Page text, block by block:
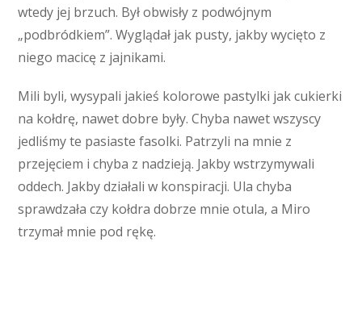
wtedy jej brzuch. Był obwisły z podwójnym
„podbródkiem”. Wyglądał jak pusty, jakby wycięto z
niego macicę z jajnikami.
Mili byli, wysypali jakieś kolorowe pastylki jak cukierki
na kołdrę, nawet dobre były. Chyba nawet wszyscy
jedliśmy te pasiaste fasolki. Patrzyli na mnie z
przejęciem i chyba z nadzieją. Jakby wstrzymywali
oddech. Jakby działali w konspiracji. Ula chyba
sprawdzała czy kołdra dobrze mnie otula, a Miro
trzymał mnie pod rękę.